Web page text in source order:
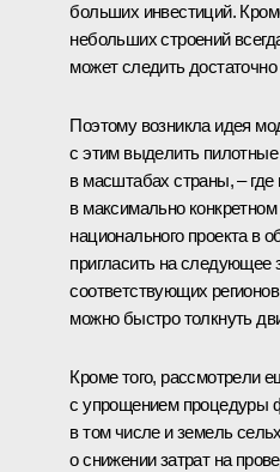
больших инвестиций.
небольших строений
может следить достаточно
Поэтому возникла идея
с этим выделить
в масштабах страны, – где
в максимально
национального проекта в
пригласить на следующее
соответствующих
можно быстро толкнуть
Кроме того, рассмотрели
с упрощением процедуры
в том числе и земель
о снижении затрат на